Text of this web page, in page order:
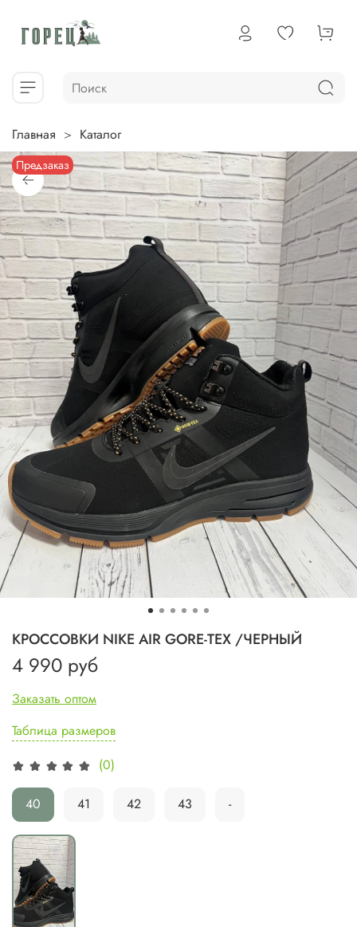
Главная Каталог
Предзаказ
(0)
КРОССОВКИ NIKE AIR GORE-TEX /ЧЕРНЫЙ
4 990 руб
Заказать оптом
Таблица размеров
40 41 42 43 -